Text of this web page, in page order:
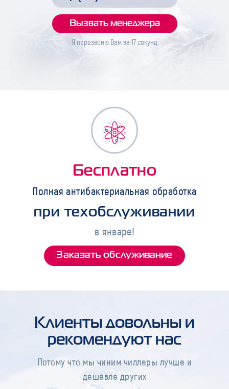
Я перезвоню Вам за 17секунд
Бесплатно
Полная антибактериальная обработка
при техобслуживании
в январе!
Заказать обслуживание
Клиенты довольны и
рекомендуют нас
Потому что мы чиним чиллеры лучше и
дешевле других